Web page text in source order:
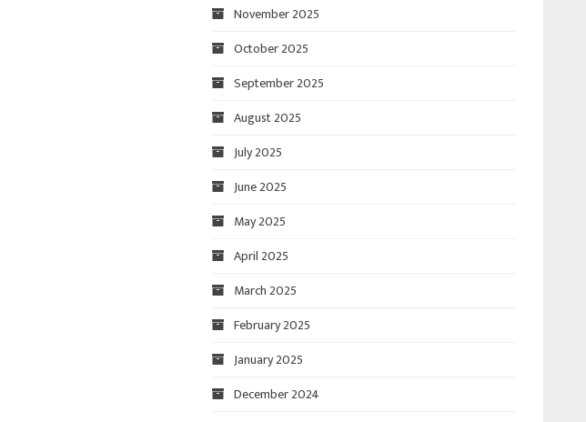
November 2025
October 2025
September 2025
August 2025
July 2025
June 2025
May 2025
April 2025
March 2025
February 2025
January 2025
December 2024